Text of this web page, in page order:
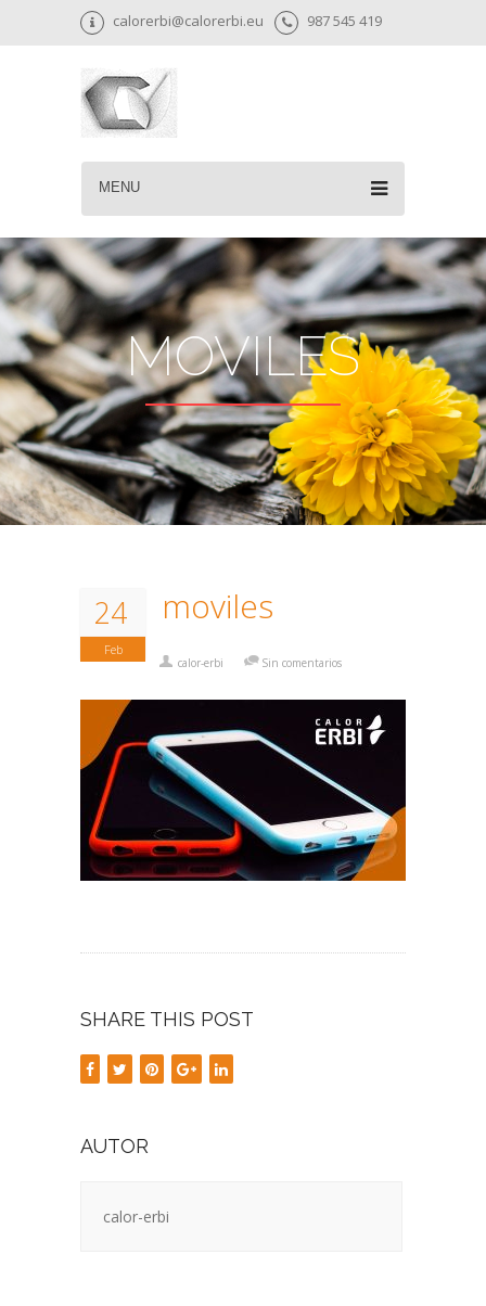
calorerbi@calorerbi.eu 987 545 419
MENU
MOVILES
24
Feb
moviles
calor-erbi Sin comentarios
SHARE THIS POST
AUTOR
calor-erbi